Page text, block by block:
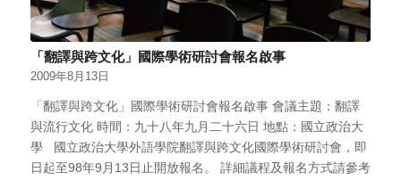
「翻譯與跨文化」國際學術研討會報名啟事
2009年8月13日
「翻譯與跨文化」國際學術研討會報名啟事 會議主題：翻譯
與流行文化 時間：九十八年九月二十六日 地點：國立政治大
學 國立政治大學外語學院翻譯與跨文化國際學術研討會，即
日起至98年9月13日止開放報名。 詳細議程及報名方式請參考